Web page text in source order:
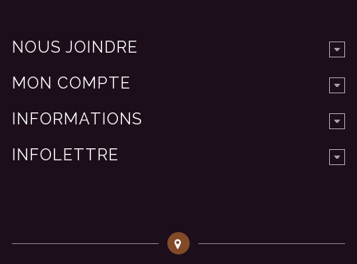
NOUS JOINDRE
MON COMPTE
INFORMATIONS
INFOLETTRE